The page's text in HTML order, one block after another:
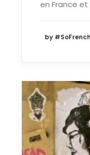
en France
by